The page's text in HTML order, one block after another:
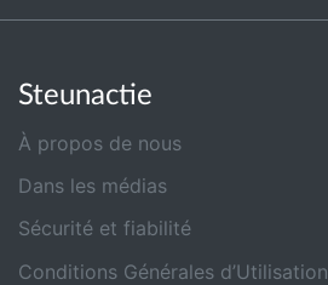
Steunactie
À propos de nous
Dans les médias
Sécurité et fiabilité
Conditions Générales d’Utilisation